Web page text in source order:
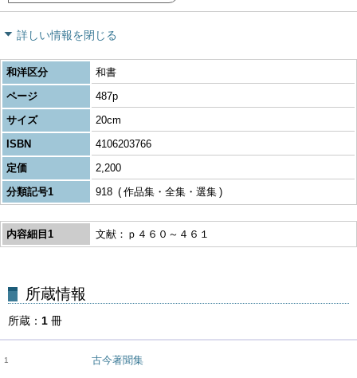
詳しい情報を閉じる
和洋区分
和書
ページ
487p
サイズ
20cm
ISBN
4106203766
定価
2,200
分類記号1
918 作品集・全集・選集
内容細目1 文献：ｐ４６０～４６１
所蔵 1 冊
1 古今著聞集